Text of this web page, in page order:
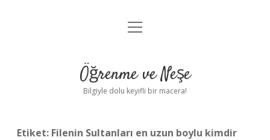
Anasayfa
Yasal Uyarı
menüyü
Öğrenme ve Neşe
Bilgiyle dolu keyifli bir macera!
Etiket: Filenin Sultanları en uzun boylu kimdir